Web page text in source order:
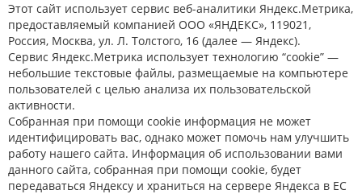
Этот сайт использует сервис веб-аналитики Яндекс.Метрика,
предоставляемый компанией ООО «ЯНДЕКС», 119021,
Россия, Москва, ул. Л. Толстого, 16 (далее — Яндекс).
Сервис Яндекс.Метрика использует технологию “cookie” —
небольшие текстовые файлы, размещаемые на компьютере
пользователей с целью анализа их пользовательской
активности.
Собранная при помощи cookie информация не может
идентифицировать вас, однако может помочь нам улучшить
работу нашего сайта. Информация об использовании вами
данного сайта, собранная при помощи cookie, будет
передаваться Яндексу и храниться на сервере Яндекса в ЕС